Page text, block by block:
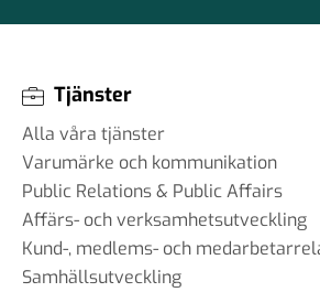
Tjänster
Alla våra tjänster
Varumärke och kommunikation
Public Relations & Public Affairs
Affärs- och verksamhetsutveckling
Kund-, medlems- och
Samhällsutveckling